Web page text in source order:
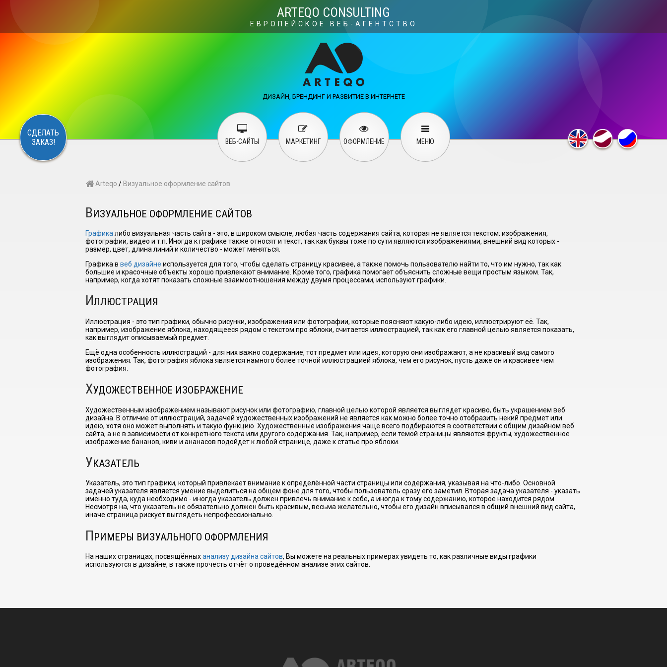
ARTEQO CONSULTING
ЕВРОПЕЙСКОЕ ВЕБ-АГЕНТСТВО
ДИЗАЙН, БРЕНДИНГ И РАЗВИТИЕ В ИНТЕРНЕТЕ
СДЕЛАТЬ
ЗАКАЗ!
ВЕБ-САЙТЫ МАРКЕТИНГ ОФОРМЛЕНИЕ МЕНЮ
English Русский
Contact Us
×
Arteqo / Визуальное оформление сайтов
ВИЗУАЛЬНОЕ ОФОРМЛЕНИЕ САЙТОВ
Графика либо визуальная часть сайта - это, в широком смысле, любая часть содержания сайта, которая не является текстом: изображения,
фотографии, видео и т.п. Иногда к графике также относят и текст, так как буквы тоже по сути являются изображениями, внешний вид которых -
размер, цвет, длина линий и количество - может меняться.
Графика в веб дизайне используется для того, чтобы сделать страницу красивее, а также помочь пользователю найти то, что им нужно, так как
большие и красочные объекты хорошо привлекают внимание. Кроме того, графика помогает объяснить сложные вещи простым языком. Так,
например, когда хотят показать сложные взаимоотношения между двумя процессами, используют графики.
ИЛЛЮСТРАЦИЯ
Иллюстрация - это тип графики, обычно рисунки, изображения или фотографии, которые поясняют какую-либо идею, иллюстрируют её. Так,
например, изображение яблока, находящееся рядом с текстом про яблоки, считается иллюстрацией, так как его главной целью является показать,
как выглядит описываемый предмет.
Ещё одна особенность иллюстраций - для них важно содержание, тот предмет или идея, которую они изображают, а не красивый вид самого
изображения. Так, фотография яблока является намного более точной иллюстрацией яблока, чем его рисунок, пусть даже он и красивее чем
фотография.
ХУДОЖЕСТВЕННОЕ ИЗОБРАЖЕНИЕ
Художественным изображением называют рисунок или фотографию, главной целью которой является выглядет красиво, быть украшением веб
дизайна. В отличие от иллюстраций, задачей художественных изображений не является как можно более точно отобразить некий предмет или
идею, хотя оно может выполнять и такую функцию. Художественные изображения чаще всего подбираются в соответствии с общим дизайном веб
сайта, а не в зависимости от конкретного текста или другого содержания. Так, например, если темой страницы являются фрукты, художественное
изображение бананов, киви и ананасов подойдёт к любой странице, даже к статье про яблоки.
УКАЗАТЕЛЬ
Указатель, это тип графики, который привлекает внимание к определённой части страницы или содержания, указывая на что-либо. Основной
задачей указателя является умение выделиться на общем фоне для того, чтобы пользователь сразу его заметил. Вторая задача указателя - указать
именно туда, куда необходимо - иногда указатель должен привлечь внимание к себе, а иногда к тому содержанию, которое находится рядом.
Несмотря на, что указатель не обязательно должен быть красивым, весьма желательно, чтобы его дизайн вписывался в общий внешний вид сайта,
иначе страница рискует выглядеть непрофессионально.
ПРИМЕРЫ ВИЗУАЛЬНОГО ОФОРМЛЕНИЯ
На наших страницах, посвящённыханализу дизайна сайтов, Вы можете на реальных примерах увидеть то, как различные виды графики
используются в дизайне, в также прочесть отчёт о проведённом анализе этих сайтов.